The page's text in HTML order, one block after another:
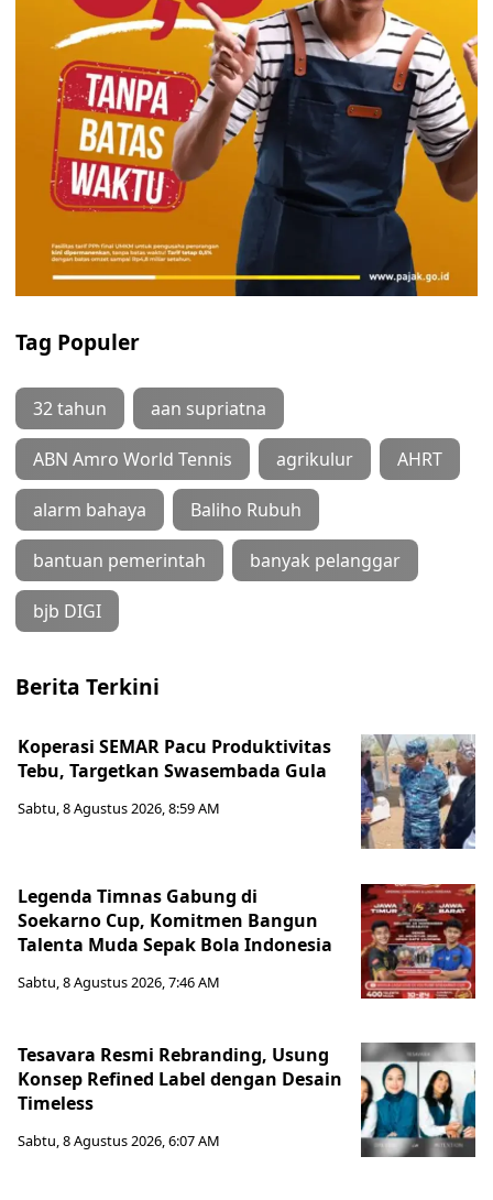
Tag Populer
32 tahun aan supriatna
ABN Amro World Tennis agrikulur AHRT
alarm bahaya Baliho Rubuh
bantuan pemerintah banyak pelanggar
bjb DIGI
Berita Terkini
Koperasi SEMAR Pacu Produktivitas
Tebu, Targetkan Swasembada Gula
Sabtu, 8 Agustus 2026, 8:59 AM
Legenda Timnas Gabung di
Soekarno Cup, Komitmen Bangun
Talenta Muda Sepak Bola Indonesia
Sabtu, 8 Agustus 2026, 7:46 AM
Tesavara Resmi Rebranding, Usung
Konsep Refined Label dengan Desain
Timeless
Sabtu, 8 Agustus 2026, 6:07 AM